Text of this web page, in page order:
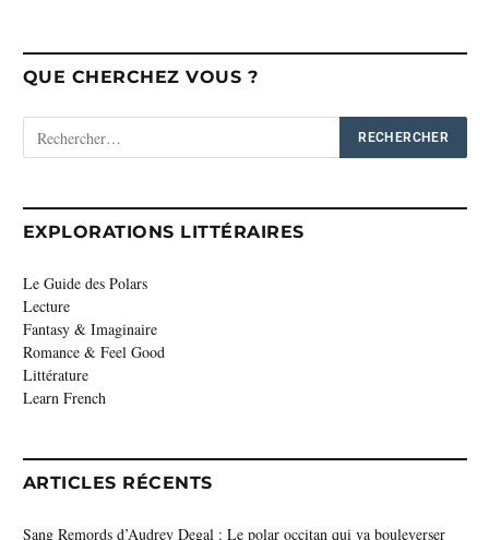
QUE CHERCHEZ VOUS ?
EXPLORATIONS LITTÉRAIRES
Le Guide des Polars
Lecture
Fantasy & Imaginaire
Romance & Feel Good
Littérature
Learn French
ARTICLES RÉCENTS
Sang Remords d’Audrey Degal : Le polar occitan qui va bouleverser